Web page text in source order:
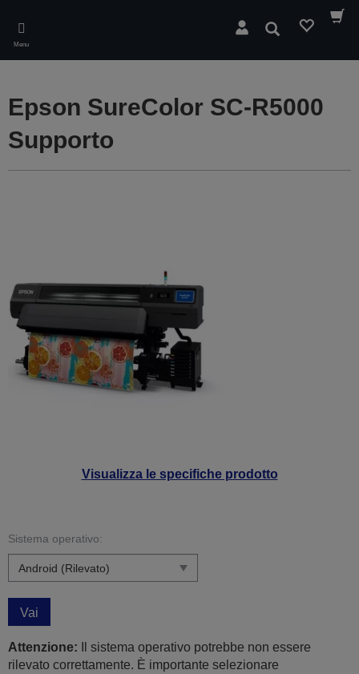
main
content
Menu
Cerca
Visualizza le specifiche prodotto
Epson SureColor SC-R5000
Supporto
Sistema operativo:
Vai
Attenzione: Il sistema operativo potrebbe non essere
rilevato correttamente. È importante selezionare